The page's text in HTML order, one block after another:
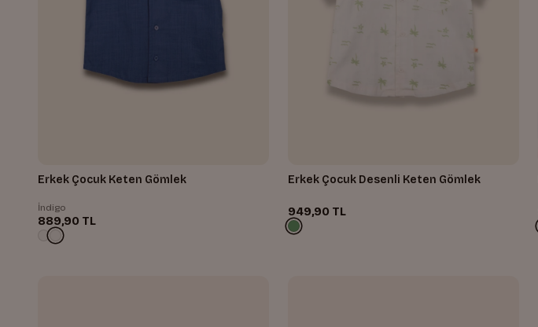
Erkek Çocuk Keten Gömlek
İndigo
889,90 TL
Erkek Çocuk Desenli Keten Gömlek
949,90 TL